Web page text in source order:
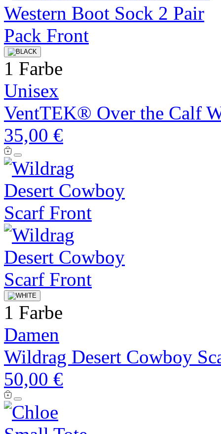
1 Farbe
Unisex
VentTEK® Over the Calf
35,00 €
1 Farbe
Damen
Wildrag Desert Cowboy
50,00 €